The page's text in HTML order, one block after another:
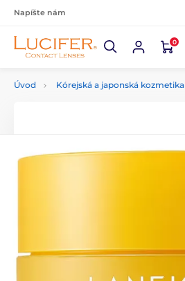
Napíšte nám
0
Úvod Kórejská a japonská kozmetika